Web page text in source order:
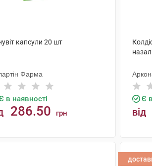
капсули 20 шт
Фарма
в наявності
286.50 грн
Є
від